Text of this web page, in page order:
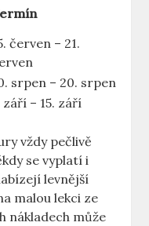
červen – 21.
srpen – 20. srpen
září – 15. září
vždy pečlivě
se vyplatí i
levnější
malou lekci ze
nákladech může